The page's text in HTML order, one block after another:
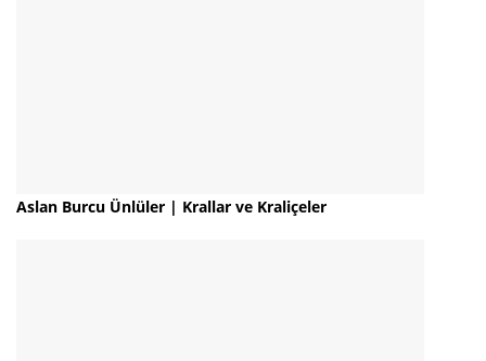
Aslan Burcu Ünlüler | Krallar ve Kraliçeler